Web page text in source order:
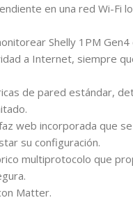
en una red Wi-Fi
Shelly 1PM
a Internet, siempre
de pared estándar,
web incorporada que
su configuración.
multiprotocolo que
Matter.